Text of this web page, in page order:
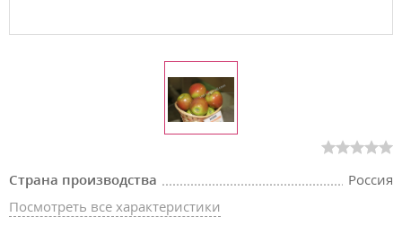
Страна производства
Россия
Посмотреть все характеристики